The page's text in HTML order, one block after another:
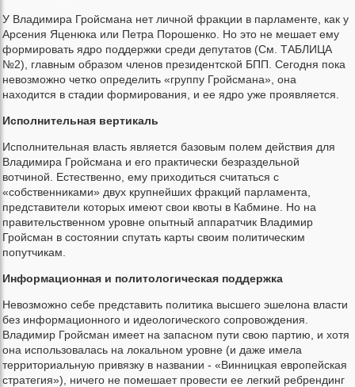
У Владимира Гройсмана нет личной фракции в парламенте, как у
Арсения Яценюка или Петра Порошенко. Но это не мешает ему
формировать ядро поддержки среди депутатов (См. ТАБЛИЦА
№2), главным образом членов президентской БПП. Сегодня пока
невозможно четко определить «группу Гройсмана», она
находится в стадии формирования, и ее ядро уже проявляется.
Исполнительная вертикаль
Исполнительная власть является базовым полем действия для
Владимира Гройсмана и его практически безраздельной
вотчиной. Естественно, ему приходиться считаться с
«собственниками» двух крупнейших фракций парламента,
представители которых имеют свои квоты в Кабмине. Но на
правительственном уровне опытный аппаратчик Владимир
Гройсман в состоянии спутать карты своим политическим
попутчикам.
Информационная и политологическая поддержка
Невозможно себе представить политика высшего эшелона власти
без информационного и идеологического сопровождения.
Владимир Гройсман имеет на запасном пути свою партию, и хотя
она использовалась на локальном уровне (и даже имела
территориальную привязку в названии - «Винницкая европейская
стратегия»), ничего не помешает провести ее легкий ребрендинг